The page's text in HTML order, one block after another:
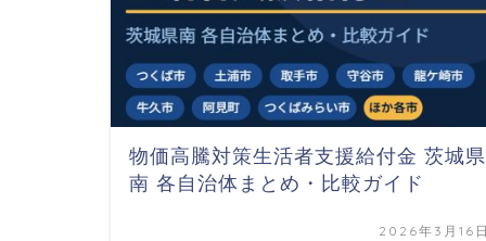
物価高騰対策生活者支援給付金 茨城県
南 各自治体まとめ・比較ガイド
2026年3月16日